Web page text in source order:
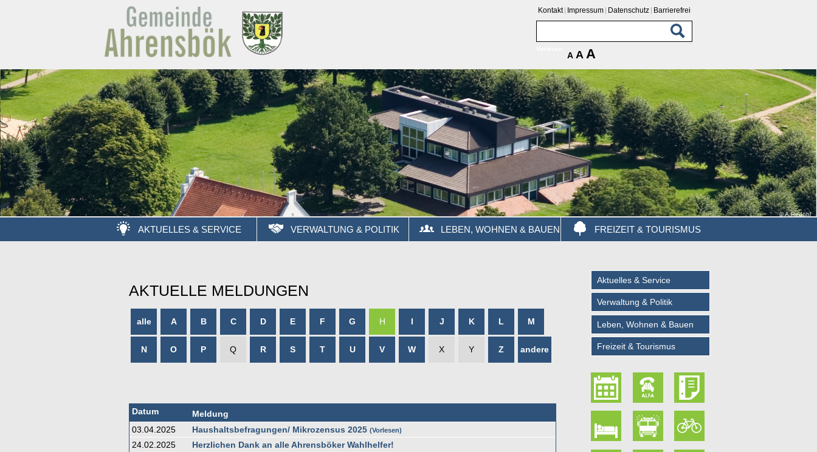
Kontakt Impressum Datenschutz Barrierefrei
A A A
© A.Redöhl
AKTUELLES & SERVICE VERWALTUNG & POLITIK LEBEN, WOHNEN & BAUEN FREIZEIT & TOURISMUS
AKTUELLE MELDUNGEN
alle A B C D E F G H I J K L M
N O P Q R S T U V W X Y Z andere
Datum
Meldung
03.04.2025
Haushaltsbefragungen/ Mikrozensus 2025 Vorlesen
24.02.2025
Herzlichen Dank an alle Ahrensböker Wahlhelfer!
Aktuelles & Service
Verwaltung & Politik
Leben, Wohnen & Bauen
Freizeit & Tourismus